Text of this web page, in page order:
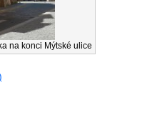
na konci Mýtské ulice